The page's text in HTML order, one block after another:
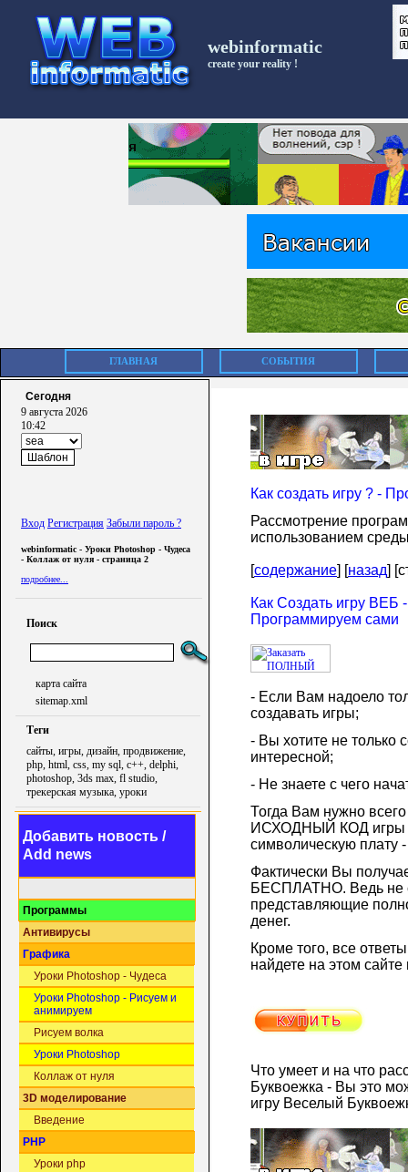
webinformatic
create your reality !
ГЛАВНАЯ СОБЫТИЯ
Сегодня
9 августа 2026
10:42
Вход Регистрация Забыли пароль ?
webinformatic - Уроки Photoshop - Чудеса
- Коллаж от нуля - страница 2
подробнее...
Поиск
карта сайта
sitemap.xml
Теги
сайты, игры, дизайн, продвижение,
php, html, css, my sql, c++, delphi,
photoshop, 3ds max, fl studio,
трекерская музыка, уроки
Добавить новость /
Add news
Программы
Антивирусы
Графика
Уроки Photoshop - Чудеса
Уроки Photoshop - Рисуем и
анимируем
Рисуем волка
Уроки Photoshop
Коллаж от нуля
3D моделирование
Введение
PHP
Уроки php
Как создать игру ? -
Рассмотрение
использованием
[содержание] [назад]
Как Создать игру
Программируем сами
- Если Вам надоело
создавать игры;
- Вы хотите не только
интересной;
- Не знаете с чего
Тогда Вам нужно
ИСХОДНЫЙ КОД
символическую плату
Фактически Вы
БЕСПЛАТНО. Ведь не
представляющие
денег.
Кроме того, все
найдете на этом
Что умеет и на что
Буквоежка - Вы это
игру Веселый